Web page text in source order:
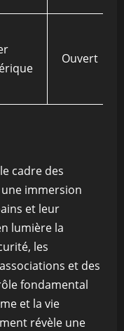
Ouvert
cadre des
immersion
et leur
lumière la
les
et des
fondamental
et la vie
révèle une